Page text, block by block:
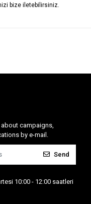
bize iletebilirsiniz.
campaigns,
by e-mail.
Send
10:00 - 12:00 saatleri